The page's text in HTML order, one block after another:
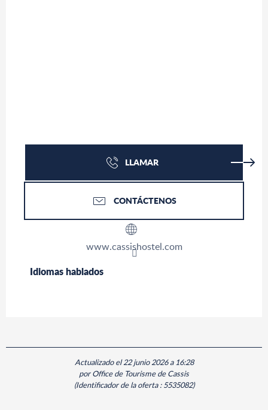
LLAMAR
CONTÁCTENOS
www.cassishostel.com
Idiomas hablados
Idiomas hablados
Actualizado el 22 junio 2026 a 16:28
por Office de Tourisme de Cassis
(Identificador de la oferta :5535082)